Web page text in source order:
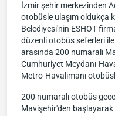
İzmir şehir merkezinden
otobüsle ulaşım oldukça
Belediyesi'nin ESHOT
düzenli otobüs seferleri
arasında 200 numaralı
Cumhuriyet Meydanı-
Metro-Havalimanı
200 numaralı otobüs
Mavişehir'den başlayarak